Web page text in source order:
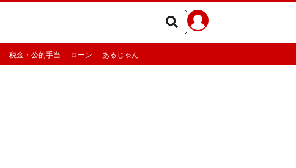
税金・公的手当 ローン あるじゃん